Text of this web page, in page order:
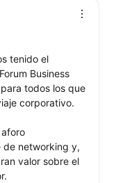
tenido el
Business
todos los que
corporativo.
de networking y,
valor sobre el